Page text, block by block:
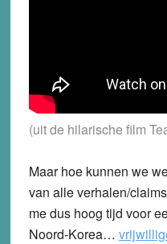
(uit de hilarische film
Maar hoe kunnen we
van alle verhalen/
me dus hoog tijd voor
Noord-Korea…